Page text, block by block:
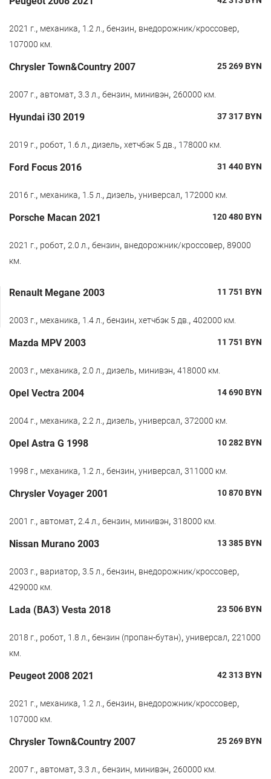
2021 г., механика, 1.2 л., бензин, внедорожник/кроссовер,
107000 км.
Chrysler Town&Country 2007 25 269BYN
2007 г., автомат, 3.3 л., бензин, минивэн, 260000 км.
Hyundai i30 2019 37 317BYN
2019 г., робот, 1.6 л., дизель, хетчбэк 5 дв., 178000 км.
Ford Focus 2016 31 440BYN
2016 г., механика, 1.5 л., дизель, универсал, 172000 км.
Porsche Macan 2021 120 480BYN
2021 г., робот, 2.0 л., бензин, внедорожник/кроссовер, 89000
км.
Renault Megane 2003 11 751 BYN
2003 г., механика, 1.4 л., бензин, хетчбэк 5 дв., 402000 км.
Mazda MPV 2003 11 751 BYN
2003 г., механика, 2.0 л., дизель, минивэн, 418000 км.
Opel Vectra 2004 14 690BYN
2004 г., механика, 2.2 л., дизель, универсал, 372000 км.
Opel Astra G 1998 10 282BYN
1998 г., механика, 1.2 л., бензин, универсал, 311000 км.
Chrysler Voyager 2001 10 870BYN
2001 г., автомат, 2.4 л., бензин, минивэн, 318000 км.
Nissan Murano 2003 13 385BYN
2003 г., вариатор, 3.5 л., бензин, внедорожник/кроссовер,
429000 км.
Lada (ВАЗ) Vesta 2018 23 506BYN
2018 г., робот, 1.8 л., бензин (пропан-бутан), универсал, 221000
км.
Peugeot 2008 2021 42 313BYN
2021 г., механика, 1.2 л., бензин, внедорожник/кроссовер,
107000 км.
Chrysler Town&Country 2007 25 269BYN
2007 г., автомат, 3.3 л., бензин, минивэн, 260000 км.